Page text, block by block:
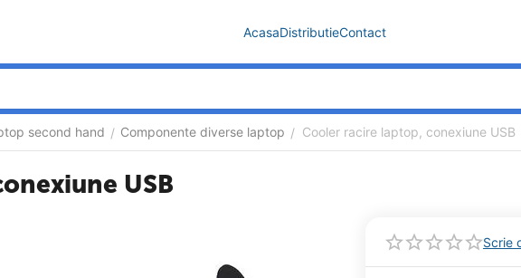
AcasaDistributieContact
second hand / Componente diverse laptop / Cooler racire laptop, conexiune USB
USB
Scrie